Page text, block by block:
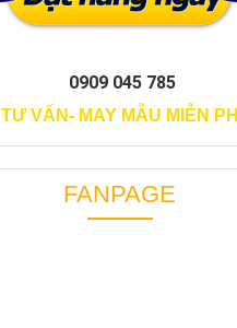
0909 045 785
TƯ VẤN- MAY MẪU MIỄN PHÍ
FANPAGE